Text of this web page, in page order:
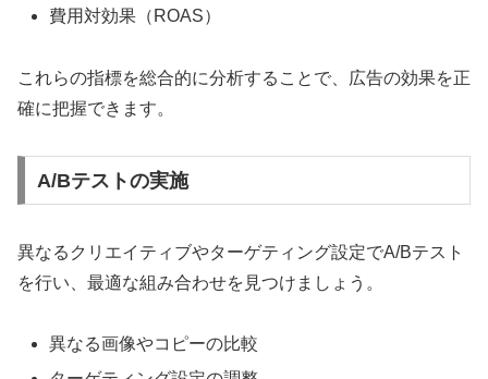
費用対効果（ROAS）
これらの指標を総合的に分析することで、広告の効果を正
確に把握できます。
A/Bテストの実施
異なるクリエイティブやターゲティング設定でA/Bテスト
を行い、最適な組み合わせを見つけましょう。
異なる画像やコピーの比較